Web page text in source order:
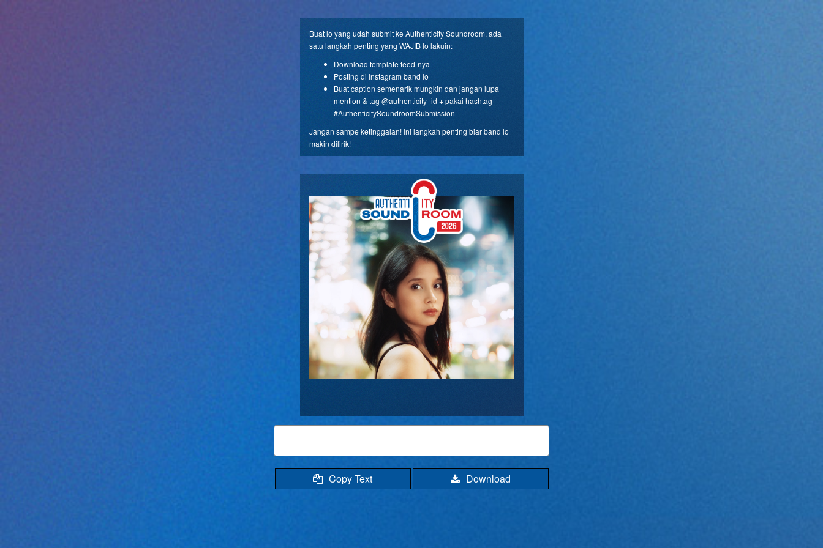
Buat lo yang udah submit ke Authenticity Soundroom, ada
satu langkah penting yang WAJIB lo lakuin:
Download template feed-nya
Posting di Instagram band lo
Buat caption semenarik mungkin dan jangan lupa
mention & tag @authenticity_id + pakai hashtag
#AuthenticitySoundroomSubmission
Jangan sampe ketinggalan! Ini langkah penting biar band lo
makin dilirik!
Copy Text Download